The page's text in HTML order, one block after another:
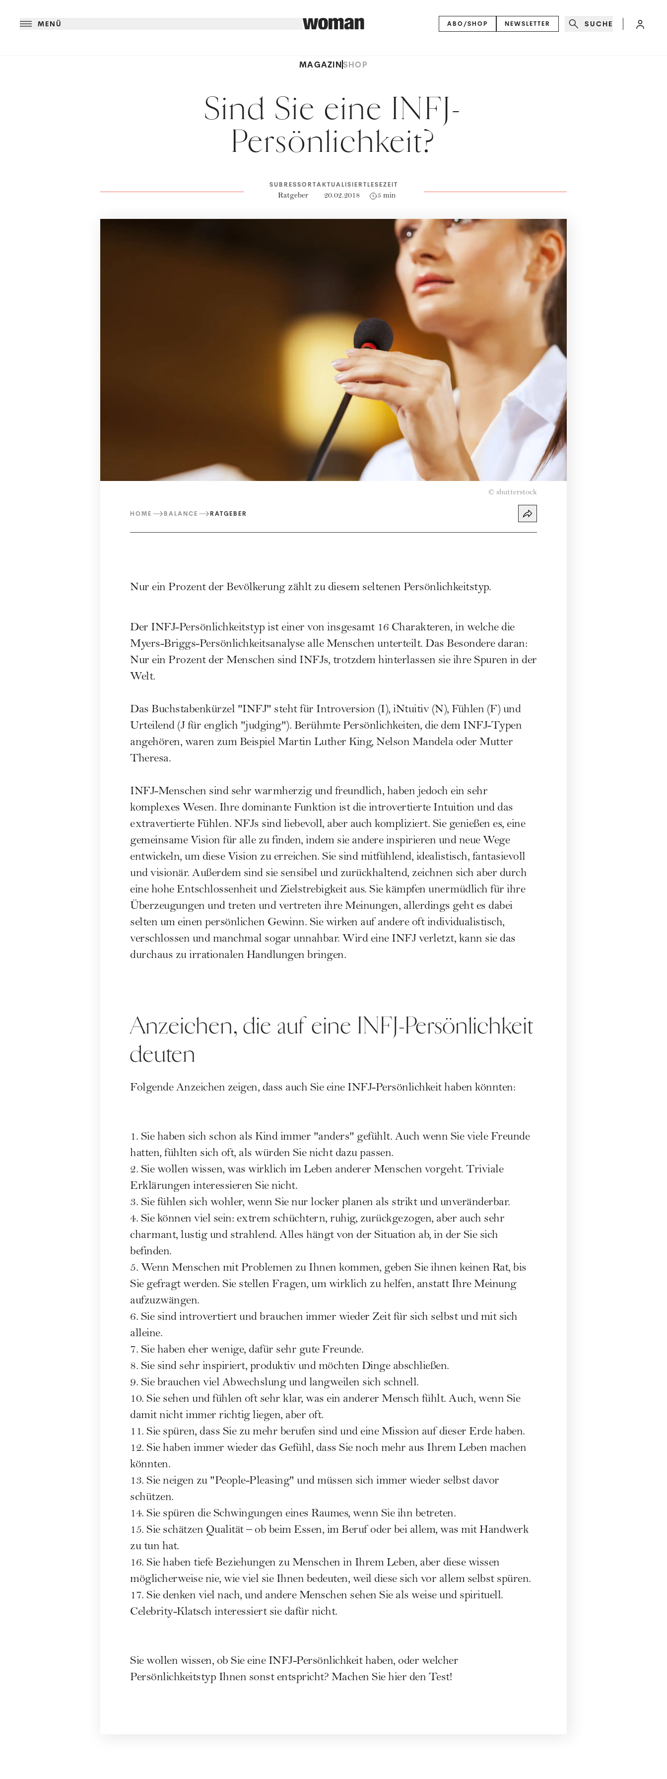
MENÜ ABO/SHOP NEWSLETTER SUCHE
MAGAZINSHOP
Sind Sie eine INFJ-
Persönlichkeit?
SUBRESSORT
Ratgeber
AKTUALISIERT
20.02.2018
LESEZEIT
5 min
© shutterstock
HOME BALANCE RATGEBER
Nur ein Prozent der Bevölkerung zählt zu diesem seltenen Persönlichkeitstyp.
Der INFJ-Persönlichkeitstyp ist einer von insgesamt 16 Charakteren, in welche die
Myers-Briggs-Persönlichkeitsanalyse alle Menschen unterteilt. Das Besondere daran:
Nur ein Prozent der Menschen sind INFJs, trotzdem hinterlassen sie ihre Spuren in der
Welt.
Das Buchstabenkürzel "INFJ" steht für Introversion (I), iNtuitiv (N), Fühlen (F) und
Urteilend (J für englich "judging"). Berühmte Persönlichkeiten, die dem INFJ-Typen
angehören, waren zum Beispiel Martin Luther King, Nelson Mandela oder Mutter
Theresa.
INFJ-Menschen sind sehr warmherzig und freundlich, haben jedoch ein sehr
komplexes Wesen. Ihre dominante Funktion ist die introvertierte Intuition und das
extravertierte Fühlen. NFJs sind liebevoll, aber auch kompliziert. Sie genießen es, eine
gemeinsame Vision für alle zu finden, indem sie andere inspirieren und neue Wege
entwickeln, um diese Vision zu erreichen. Sie sind mitfühlend, idealistisch, fantasievoll
und visionär. Außerdem sind sie sensibel und zurückhaltend, zeichnen sich aber durch
eine hohe Entschlossenheit und Zielstrebigkeit aus. Sie kämpfen unermüdlich für ihre
Überzeugungen und treten und vertreten ihre Meinungen, allerdings geht es dabei
selten um einen persönlichen Gewinn. Sie wirken auf andere oft individualistisch,
verschlossen und manchmal sogar unnahbar. Wird eine INFJ verletzt, kann sie das
durchaus zu irrationalen Handlungen bringen.
Anzeichen, die auf eine INFJ-Persönlichkeit
deuten
Folgende Anzeichen zeigen, dass auch Sie eine INFJ-Persönlichkeit haben könnten:
1. Sie haben sich schon als Kind immer "anders" gefühlt. Auch wenn Sie viele Freunde
hatten, fühlten sich oft, als würden Sie nicht dazu passen.
2. Sie wollen wissen, was wirklich im Leben anderer Menschen vorgeht. Triviale
Erklärungen interessieren Sie nicht.
3. Sie fühlen sich wohler, wenn Sie nur locker planen als strikt und unveränderbar.
4. Sie können viel sein: extrem schüchtern, ruhig, zurückgezogen, aber auch sehr
charmant, lustig und strahlend. Alles hängt von der Situation ab, in der Sie sich
befinden.
5. Wenn Menschen mit Problemen zu Ihnen kommen, geben Sie ihnen keinen Rat, bis
Sie gefragt werden. Sie stellen Fragen, um wirklich zu helfen, anstatt Ihre Meinung
aufzuzwängen.
6. Sie sind introvertiert und brauchen immer wieder Zeit für sich selbst und mit sich
alleine.
7. Sie haben eher wenige, dafür sehr gute Freunde.
8. Sie sind sehr inspiriert, produktiv und möchten Dinge abschließen.
9. Sie brauchen viel Abwechslung und langweilen sich schnell.
10. Sie sehen und fühlen oft sehr klar, was ein anderer Mensch fühlt. Auch, wenn Sie
damit nicht immer richtig liegen, aber oft.
11. Sie spüren, dass Sie zu mehr berufen sind und eine Mission auf dieser Erde haben.
12. Sie haben immer wieder das Gefühl, dass Sie noch mehr aus Ihrem Leben machen
könnten.
13. Sie neigen zu "People-Pleasing" und müssen sich immer wieder selbst davor
schützen.
14. Sie spüren die Schwingungen eines Raumes, wenn Sie ihn betreten.
15. Sie schätzen Qualität – ob beim Essen, im Beruf oder bei allem, was mit Handwerk
zu tun hat.
16. Sie haben tiefe Beziehungen zu Menschen in Ihrem Leben, aber diese wissen
möglicherweise nie, wie viel sie Ihnen bedeuten, weil diese sich vor allem selbst spüren.
17. Sie denken viel nach, und andere Menschen sehen Sie als weise und spirituell.
Celebrity-Klatsch interessiert sie dafür nicht.
Sie wollen wissen, ob Sie eine INFJ-Persönlichkeit haben, oder welcher
Persönlichkeitstyp Ihnen sonst entspricht? Machen Sie hier den Test!